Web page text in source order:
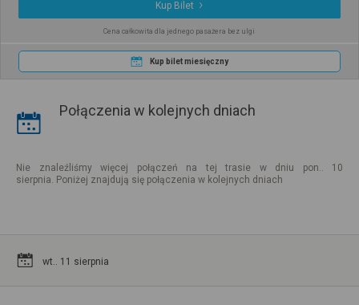
Kup Bilet
Cena całkowita dla jednego pasażera bez ulgi
Kup bilet miesięczny
Połączenia w kolejnych dniach
Nie znaleźliśmy więcej połączeń na tej trasie w dniu pon.. 10
sierpnia. Poniżej znajdują się połączenia w kolejnych dniach
wt.. 11 sierpnia